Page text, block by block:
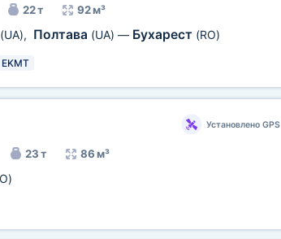
22 т 92 м³
(UA), Полтава (UA) — Бухарест (RO)
EKMT
Установлено GPS
23 т 86 м³